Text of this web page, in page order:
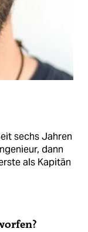
sechs Jahren
dann
als Kapitän